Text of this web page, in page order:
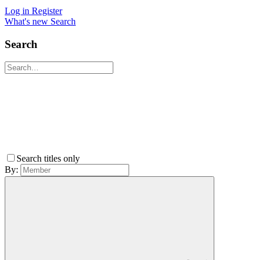
Log in Register
What's new Search
Search
Search titles only
By: